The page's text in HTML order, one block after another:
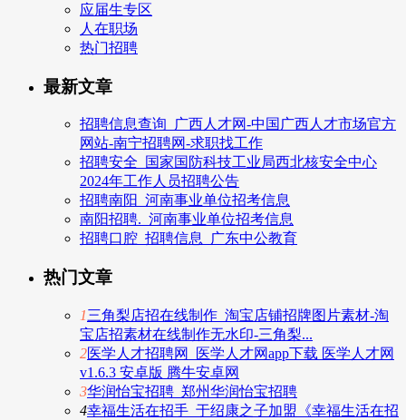
应届生专区
人在职场
热门招聘
最新文章
招聘信息查询_广西人才网-中国广西人才市场官方
网站-南宁招聘网-求职找工作
招聘安全_国家国防科技工业局西北核安全中心
2024年工作人员招聘公告
招聘南阳_河南事业单位招考信息
南阳招聘._河南事业单位招考信息
招聘口腔_招聘信息_广东中公教育
热门文章
1三角梨店招在线制作_淘宝店铺招牌图片素材-淘
宝店招素材在线制作无水印-三角梨...
2医学人才招聘网_医学人才网app下载 医学人才网
v1.6.3 安卓版 腾牛安卓网
3华润怡宝招聘_郑州华润怡宝招聘
4幸福生活在招手_于绍康之子加盟《幸福生活在招